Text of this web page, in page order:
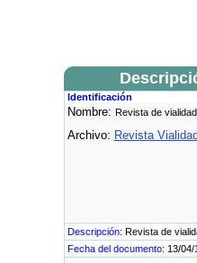
Identificación
Nombre: Revista de
Archivo: Revista
Descripción: Revista de
Fecha del documento: 13/04/